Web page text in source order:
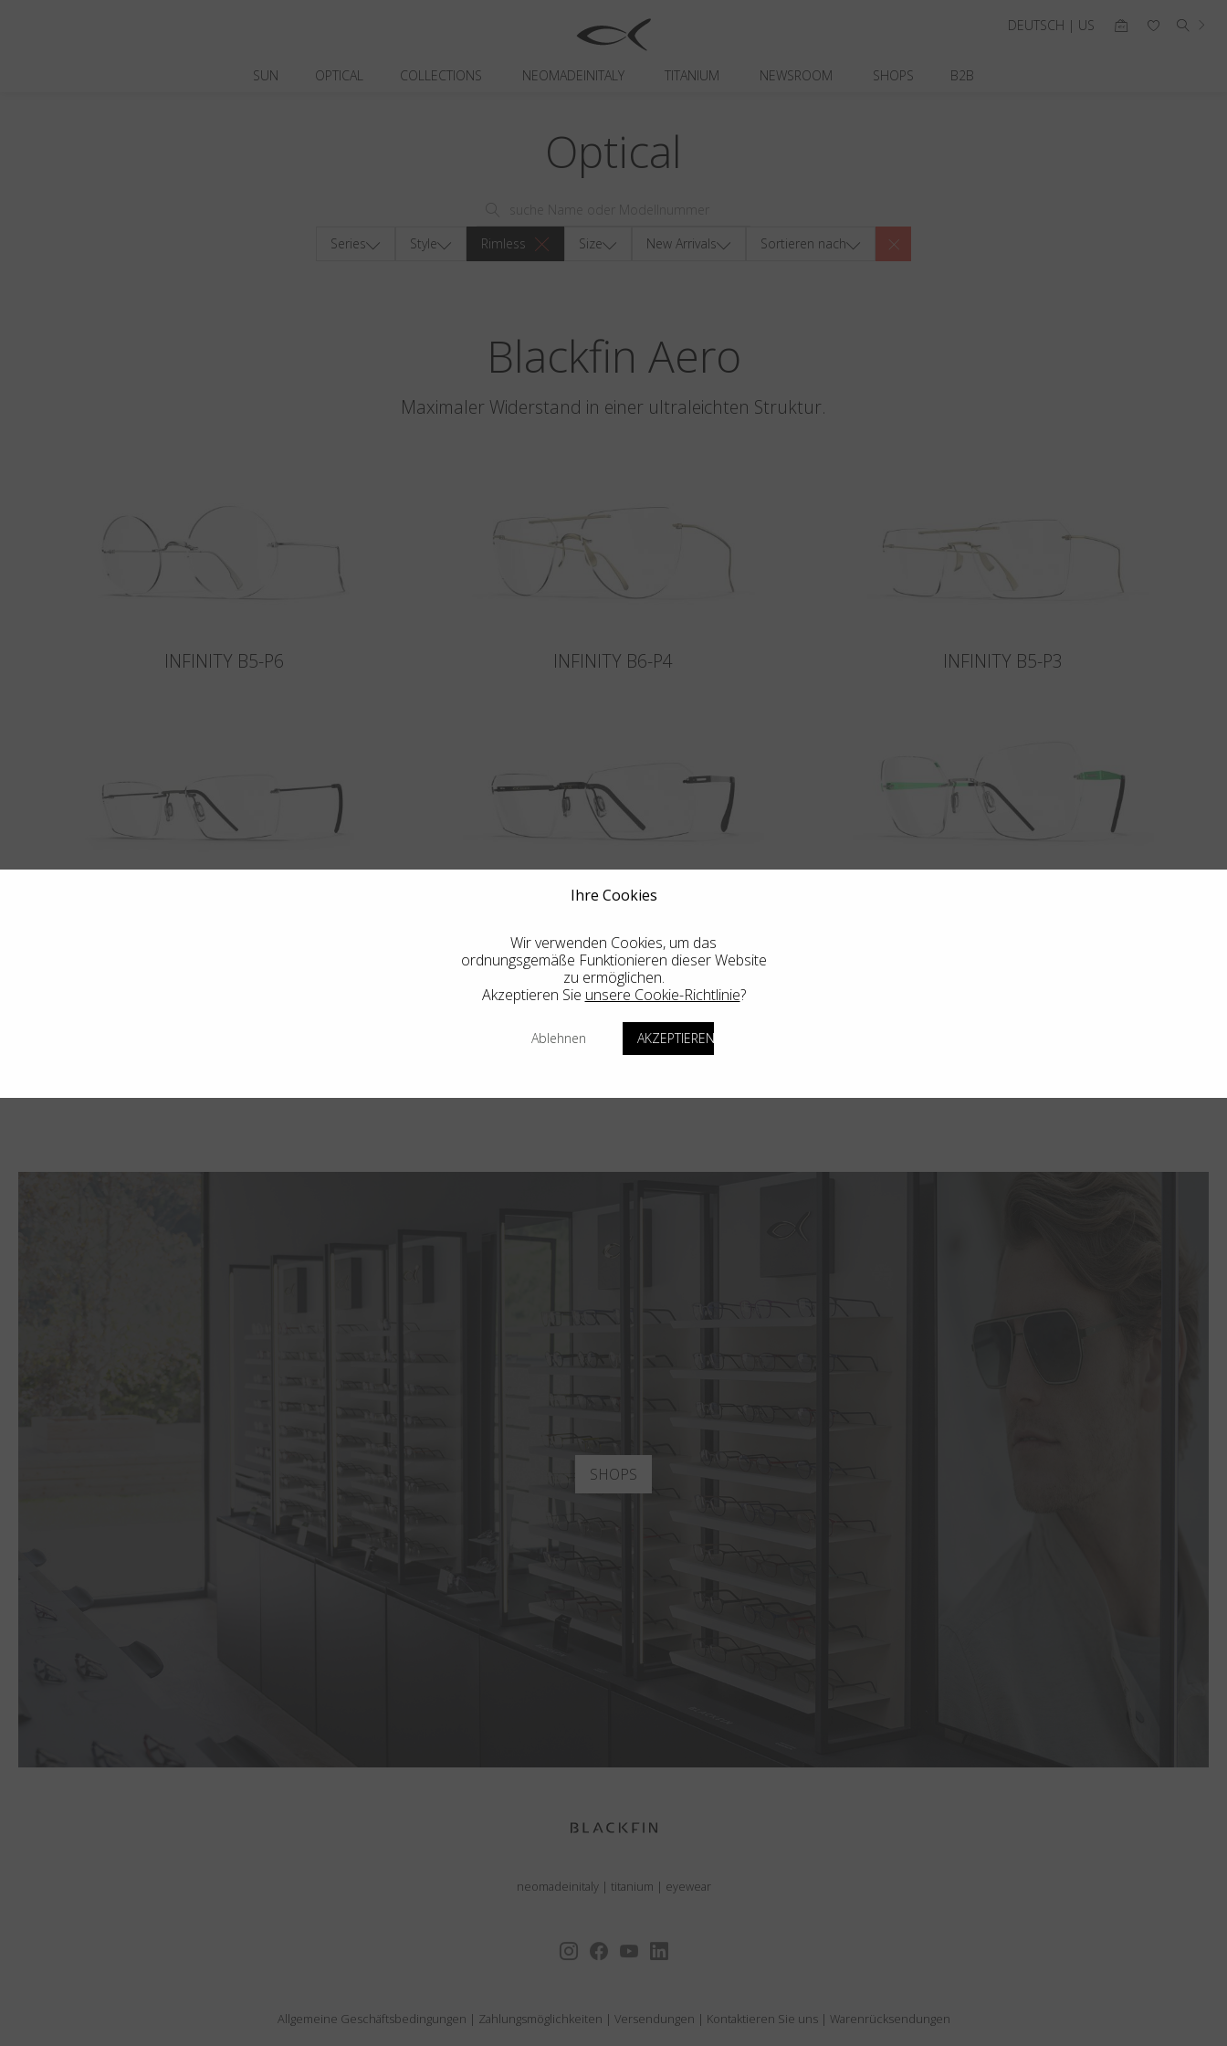
SUN OPTICAL COLLECTIONS NEOMADEINITALY TITANIUM NEWSROOM SHOPS B2B
DEUTSCH | US
Optical
Series Style Rimless Size New Arrivals Sortieren nach
Blackfin Aero
Maximaler Widerstand in einer ultraleichten Struktur.
INFINITY B5-P6 INFINITY B6-P4 INFINITY B5-P3
AERO LOOP B2-P1
SHOPS
neomadeinitaly | titanium | eyewear
Allgemeine Geschäftsbedingungen | Zahlungsmöglichkeiten | Versendungen | Kontaktieren Sie uns | Warenrücksendungen
Ihre Cookies
Wir verwenden Cookies, um das
ordnungsgemäße Funktionieren dieser Website
zu ermöglichen.
Akzeptieren Sie unsere Cookie-Richtlinie?
Ablehnen AKZEPTIEREN